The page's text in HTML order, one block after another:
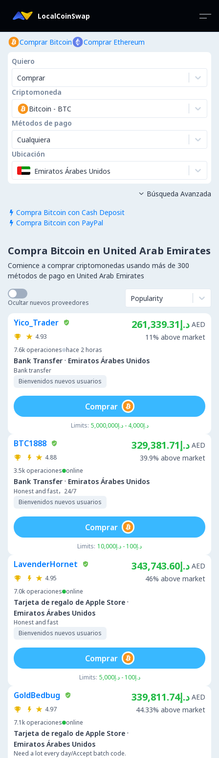
LocalCoinSwap
Comprar Bitcoin Comprar Ethereum
Quiero
Comprar
Criptomoneda
Bitcoin - BTC
Métodos de pago
Cualquiera
Ubicación
Emiratos Árabes Unidos
 Compra Bitcoin con Cash Deposit
 Compra Bitcoin con PayPal
 Búsqueda Avanzada
Compra Bitcoin en United Arab Emirates
Comience a comprar criptomonedas usando más de 300
métodos de pago en United Arab Emirates
Ocultar nuevos proveedores Popularity
Yico_Trader
4.93
7.6k operaciones hace 2 horas
Bank Transfer · Emiratos Árabes Unidos
Bank transfer
Bienvenidos nuevos usuarios
د.إ261,339.31 AED
11% above market
Limits: د.إ4,000 - د.إ5,000,000
Comprar
BTC1888
4.88
3.5k operaciones online
Bank Transfer · Emiratos Árabes Unidos
Honest and fast，24/7
Bienvenidos nuevos usuarios
د.إ329,381.71 AED
39.9% above market
Limits: د.إ100 - د.إ10,000
Comprar
LavenderHornet
4.95
7.0k operaciones online
Tarjeta de regalo de Apple Store ·
Emiratos Árabes Unidos
Honest and fast
Bienvenidos nuevos usuarios
د.إ343,743.60 AED
46% above market
Limits: د.إ100 - د.إ5,000
Comprar
GoldBedbug
4.97
7.1k operaciones online
Tarjeta de regalo de Apple Store ·
Emiratos Árabes Unidos
Need a lot every day/Accept batch code.
د.إ339,811.74 AED
44.33% above market